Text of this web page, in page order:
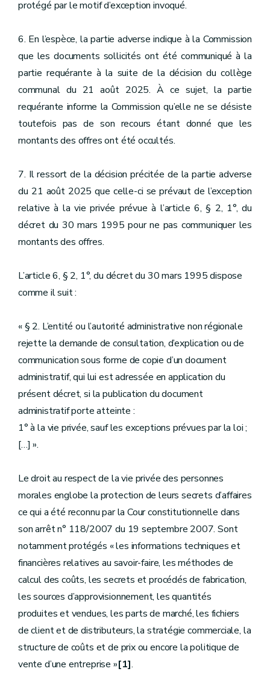
protégé par le motif d’exception invoqué.
6. En l’espèce, la partie adverse indique à la Commission
que les documents sollicités ont été communiqué à la
partie requérante à la suite de la décision du collège
communal du 21 août 2025. À ce sujet, la partie
requérante informe la Commission qu’elle ne se désiste
toutefois pas de son recours étant donné que les
montants des offres ont été occultés.
7. Il ressort de la décision précitée de la partie adverse
du 21 août 2025 que celle-ci se prévaut de l’exception
relative à la vie privée prévue à l’article 6, § 2, 1°, du
décret du 30 mars 1995 pour ne pas communiquer les
montants des offres.
L’article 6, § 2, 1°, du décret du 30 mars 1995 dispose
comme il suit :
« § 2. L’entité ou l’autorité administrative non régionale
rejette la demande de consultation, d’explication ou de
communication sous forme de copie d’un document
administratif, qui lui est adressée en application du
présent décret, si la publication du document
administratif porte atteinte :
1° à la vie privée, sauf les exceptions prévues par la loi ;
[…] ».
Le droit au respect de la vie privée des personnes
morales englobe la protection de leurs secrets d’affaires
ce qui a été reconnu par la Cour constitutionnelle dans
son arrêt n° 118/2007 du 19 septembre 2007. Sont
notamment protégés « les informations techniques et
financières relatives au savoir-faire, les méthodes de
calcul des coûts, les secrets et procédés de fabrication,
les sources d’approvisionnement, les quantités
produites et vendues, les parts de marché, les fichiers
de client et de distributeurs, la stratégie commerciale, la
structure de coûts et de prix ou encore la politique de
vente d’une entreprise »[1].